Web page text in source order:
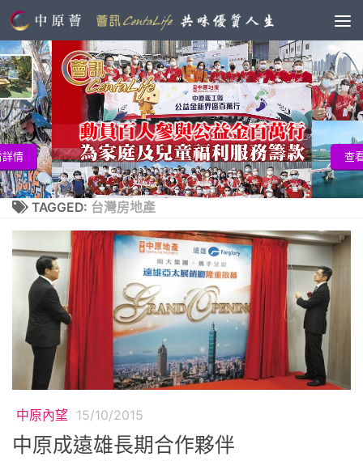
查看詳情
TAGGED: 台灣房地產
中原內望 15/10/2015
中原成遠雄長期合作夥伴